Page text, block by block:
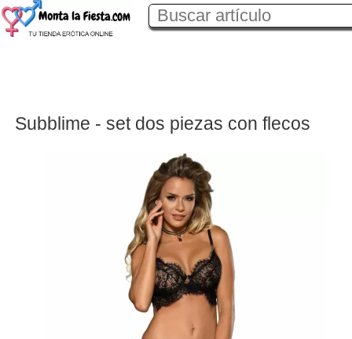
Subblime - set dos piezas con flecos